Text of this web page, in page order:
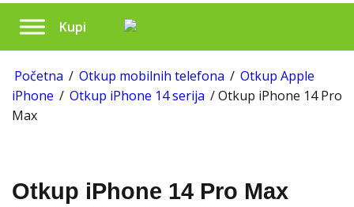
Kupi
Početna / Otkup mobilnih telefona / Otkup Apple
iPhone / Otkup iPhone 14 serija / Otkup iPhone 14 Pro
Max
Otkup iPhone 14 Pro Max